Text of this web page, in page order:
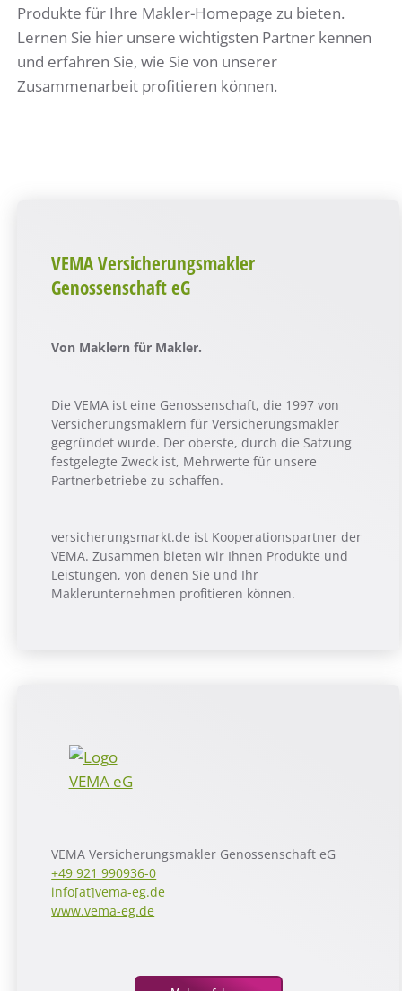
Produkte für Ihre Makler-Homepage zu bieten.
Lernen Sie hier unsere wichtigsten Partner kennen
und erfahren Sie, wie Sie von unserer
Zusammenarbeit profitieren können.
VEMA Versicherungsmakler
Genossenschaft eG
Von Maklern für Makler.
Die VEMA ist eine Genossenschaft, die 1997 von
Versicherungsmaklern für Versicherungsmakler
gegründet wurde. Der oberste, durch die Satzung
festgelegte Zweck ist, Mehrwerte für unsere
Partnerbetriebe zu schaffen.
versicherungsmarkt.de ist Kooperationspartner der
VEMA. Zusammen bieten wir Ihnen Produkte und
Leistungen, von denen Sie und Ihr
Maklerunternehmen profitieren können.
VEMA Versicherungsmakler Genossenschaft eG
+49 921 990936-0
info[at]vema-eg.de
www.vema-eg.de